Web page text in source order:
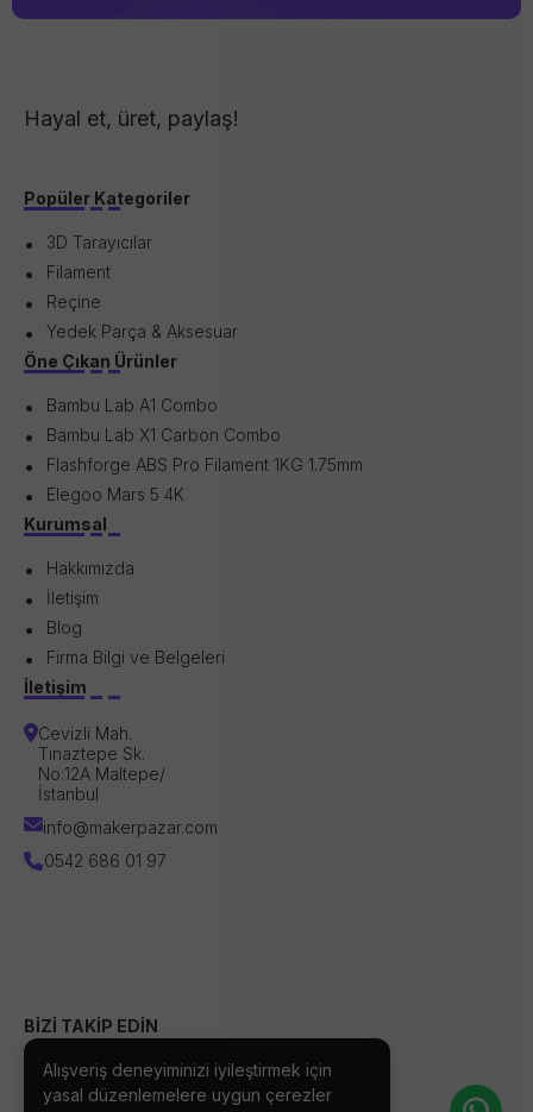
Hayal et, üret, paylaş!
Popüler Kategoriler
3D Tarayıcılar
Filament
Reçine
Yedek Parça & Aksesuar
Öne Çıkan Ürünler
Bambu Lab A1 Combo
Bambu Lab X1 Carbon Combo
Flashforge ABS Pro Filament 1KG 1.75mm
Elegoo Mars 5 4K
Kurumsal
Hakkımızda
İletişim
Blog
Firma Bilgi ve Belgeleri
İletişim
Cevizli Mah.
Tınaztepe Sk.
No:12A Maltepe/
İstanbul
info@makerpazar.com
0542 686 01 97
BİZİ TAKİP EDİN
Alışveriş deneyiminizi iyileştirmek için
yasal düzenlemelere uygun çerezler